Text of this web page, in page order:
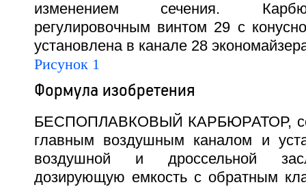
изменением сечения.
регулировочным винтом 29 с
установлена в канале 28
Рисунок 1
Формула изобретения
БЕСПОПЛАВКОВЫЙ КАРБЮРАТОР,
главным воздушным каналом и
воздушной и дроссельной
дозирующую емкость с обратным